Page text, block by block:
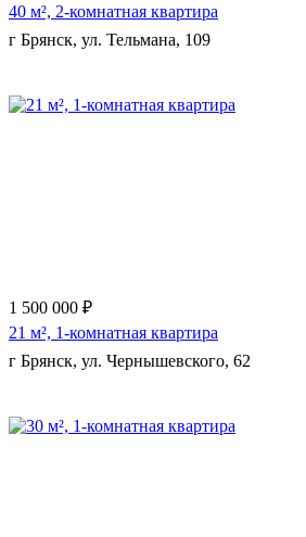
40 м², 2-комнатная квартира
г Брянск, ул. Тельмана, 109
1 500 000 ₽
21 м², 1-комнатная квартира
г Брянск, ул. Чернышевского, 62